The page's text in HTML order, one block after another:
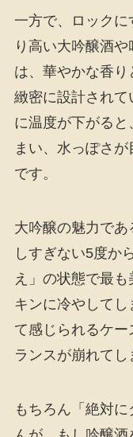
一方で、ロック
り高い大吟醸酒
は、華やかな香
緻密に設計され
に温度が下がる
まい、水っぽさ
です。
大吟醸の魅力で
しすぎない5度か
え」の状態で最
キンに冷やして
て感じられるケ
ランスが崩れてし
もちろん「絶対